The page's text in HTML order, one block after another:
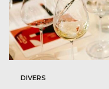
DIVERS